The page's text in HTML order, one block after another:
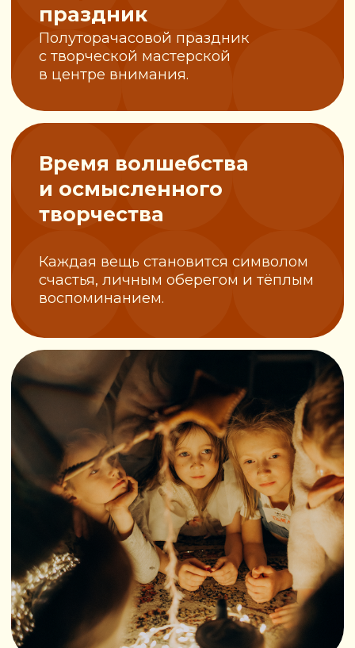
Всё включено:мы привозим
атмосферу и вдохновение —
вам нужно только выбрать
место и собрать гостей.
Уютный формат —
достаточно небольшого
пространства со столом и
стульями для волшебников.
Давным-давно, никто точно не
знает когда, на свет появилась
маленькая деревянная
тележка. Кто её смастерил —
загадка. Но все, кто хоть раз её
видел, чувствовали: эта
тележка не простая...
Читать полностью